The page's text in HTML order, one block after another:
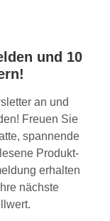
und 10
an und
Freuen Sie
spannende
Produkt-
erhalten
nächste